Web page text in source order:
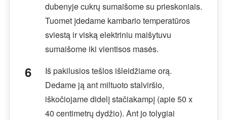
dubenyje cukrų sumaišome su prieskoniais.
Tuomet įdedame kambario temperatūros
sviestą ir viską elektriniu maišytuvu
sumaišome iki vientisos masės.
Iš pakilusios tešlos išleidžiame orą.
Dedame ją ant miltuoto stalviršio,
iškočiojame didelį stačiakampį (apie 50 x
40 centimetrų dydžio). Ant jo tolygiai